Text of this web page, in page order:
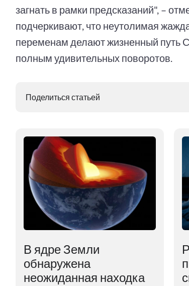
загнать в рамки предсказаний", –
подчеркивают, что неутолимая
переменам делают жизненный путь
полным удивительных поворотов.
Поделиться статьей
В ядре Земли
обнаружена
неожиданная находка